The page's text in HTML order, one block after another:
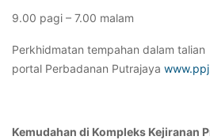
9.00 pagi – 7.00 malam
Perkhidmatan tempahan dalam
portal Perbadanan Putrajaya
Kemudahan di Kompleks Kejiranan